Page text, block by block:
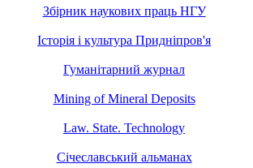
Збірник наукових праць НГУ
Історія і культура Придніпров'я
Гуманітарний журнал
Mining of Mineral Deposits
Law. State. Technology
Січеславський альманах